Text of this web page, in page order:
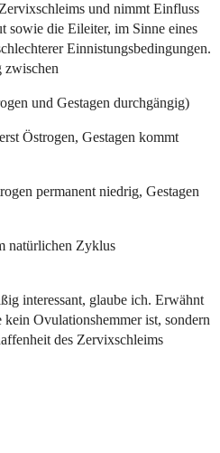
und nimmt Einfluss
sowie die Eileiter, im Sinne eines
Einnistungsbedingungen.
zwischen
und Gestagen durchgängig)
Östrogen, Gestagen kommt
permanent niedrig, Gestagen
natürlichen Zyklus
interessant, glaube ich. Erwähnt
Ovulationshemmer ist, sondern
des Zervixschleims